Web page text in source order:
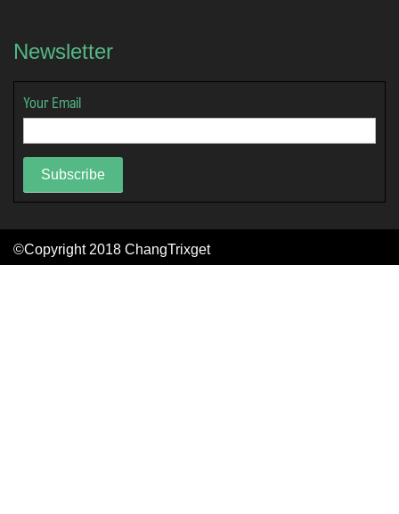
Newsletter
Your Email
Subscribe
©Copyright 2018 ChangTrixget